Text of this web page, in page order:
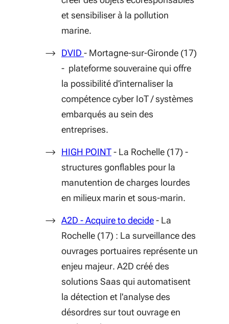
et sensibiliser à la pollution
marine.
DVID (S'ouvre dans une nouvelle fenêtre)
- Mortagne-sur-Gironde (17)
- plateforme souveraine qui offre
la possibilité d'internaliser la
compétence cyber IoT / systèmes
embarqués au sein des
entreprises.
HIGH POINT(S'ouvre dans une nouvelle
- La Rochelle (17) -
structures gonflables pour la
manutention de charges lourdes
en milieux marin et sous-marin.
A2D - Acquire to decide(S'ouvre dans une
- La
Rochelle (17) : La surveillance des
ouvrages portuaires représente un
enjeu majeur. A2D créé des
solutions Saas qui automatisent
la détection et l'analyse des
désordres sur tout ouvrage en